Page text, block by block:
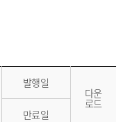
발행일
다운
로드
만료일